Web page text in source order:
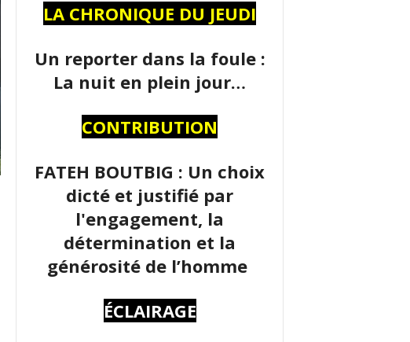
LA CHRONIQUE DU JEUDI
Un reporter dans la foule :
La nuit en plein jour…
CONTRIBUTION
FATEH BOUTBIG : Un choix
dicté et justifié par
l'engagement, la
détermination et la
générosité de l’homme
ÉCLAIRAGE